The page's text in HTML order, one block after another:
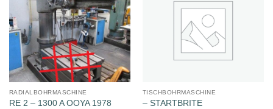
RADIALBOHRMASCHINE
RE 2 – 1300 A OOYA 1978
TISCHBOHRMASCHINE
– STARTBRITE